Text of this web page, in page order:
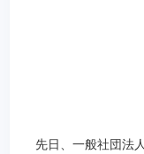
先日、一般社団法